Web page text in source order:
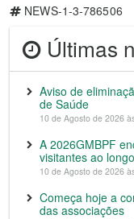
NEWS-1-3-786506
Últimas
Aviso de
de Saúde
10 de Agosto de 2026
A 2026GMBPF
visitantes ao
10 de Agosto de 2026
Começa hoje a
das associações